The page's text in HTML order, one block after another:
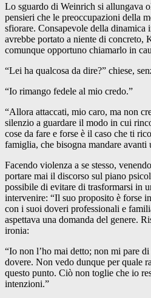
Lo sguardo di Weinrich si allungava
pensieri che le preoccupazioni della
sfiorare. Consapevole della dinamica
avrebbe portato a niente di concreto,
comunque opportuno chiamarlo in
“Lei ha qualcosa da dire?” chiese,
“Io rimango fedele al mio credo.”
“Allora attaccati, mio caro, ma non
silenzio a guardare il modo in cui
cose da fare e forse è il caso che ti
famiglia, che bisogna mandare avanti
Facendo violenza a se stesso,
portare mai il discorso sul piano
possibile di evitare di trasformarsi in
intervenire: “Il suo proposito è forse
con i suoi doveri professionali e
aspettava una domanda del genere.
ironia:
“Io non l’ho mai detto; non mi pare
dovere. Non vedo dunque per quale
questo punto. Ciò non toglie che io
intenzioni.”